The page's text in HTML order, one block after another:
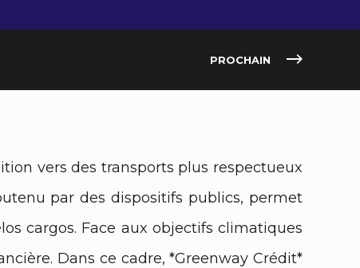
PROCHAIN
vers des transports plus respectueux
par des dispositifs publics, permet
cargos. Face aux objectifs climatiques
Dans ce cadre, *Greenway Crédit*